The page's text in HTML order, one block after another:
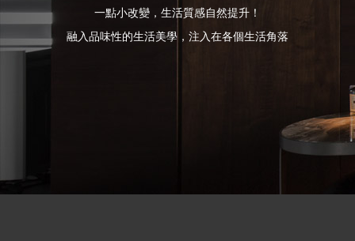
一點小改變，生活質感自然提升！
融入品味性的生活美學，注入在各個生活角落